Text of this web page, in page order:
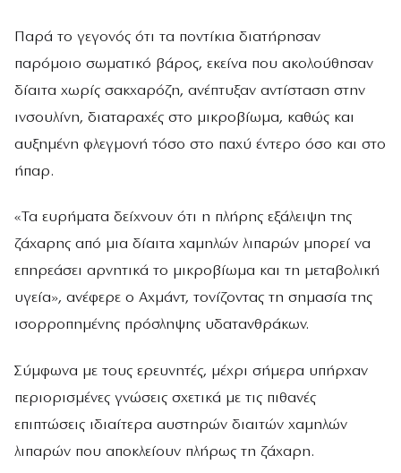
Παρά το γεγονός ότι τα ποντίκια διατήρησαν
παρόμοιο σωματικό βάρος, εκείνα που ακολούθησαν
δίαιτα χωρίς σακχαρόζη, ανέπτυξαν αντίσταση στην
ινσουλίνη, διαταραχές στο μικροβίωμα, καθώς και
αυξημένη φλεγμονή τόσο στο παχύ έντερο όσο και στο
ήπαρ.
«Τα ευρήματα δείχνουν ότι η πλήρης εξάλειψη της
ζάχαρης από μια δίαιτα χαμηλών λιπαρών μπορεί να
επηρεάσει αρνητικά το μικροβίωμα και τη μεταβολική
υγεία», ανέφερε ο Αχμάντ, τονίζοντας τη σημασία της
ισορροπημένης πρόσληψης υδατανθράκων.
Σύμφωνα με τους ερευνητές, μέχρι σήμερα υπήρχαν
περιορισμένες γνώσεις σχετικά με τις πιθανές
επιπτώσεις ιδιαίτερα αυστηρών διαιτών χαμηλών
λιπαρών που αποκλείουν πλήρως τη ζάχαρη.